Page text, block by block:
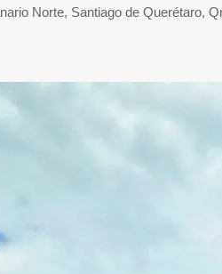
Norte, Santiago de Querétaro,